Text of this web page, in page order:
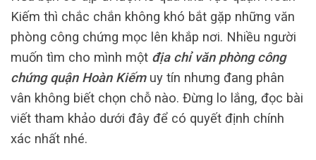
Kiếm thì chắc chắn không khó bắt gặp những văn
phòng công chứng mọc lên khắp nơi. Nhiều người
muốn tìm cho mình một địa chỉ văn phòng công
chứng quận Hoàn Kiếmuy tín nhưng đang phân
vân không biết chọn chỗ nào. Đừng lo lắng, đọc bài
viết tham khảo dưới đây để có quyết định chính
xác nhất nhé.